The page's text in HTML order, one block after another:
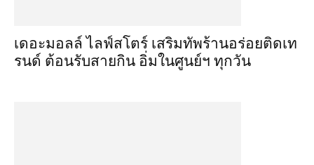
เดอะมอลล์ ไลฟ์สโตร์ เสริมทัพร้านอร่อยติดเท
รนด์ ต้อนรับสายกิน อิ่มในศูนย์ฯ ทุกวัน